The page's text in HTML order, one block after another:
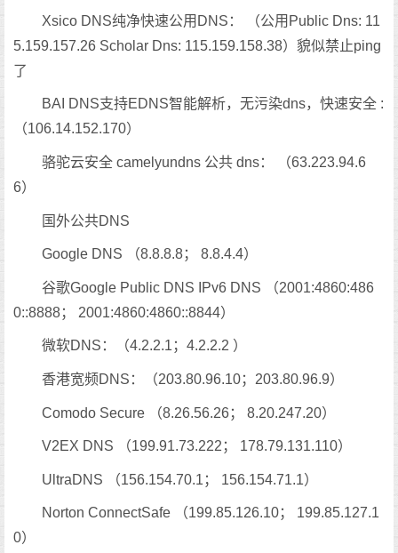
Xsico DNS纯净快速公用DNS： （公用Public Dns: 11
5.159.157.26 Scholar Dns: 115.159.158.38）貌似禁止ping
了
BAI DNS支持EDNS智能解析，无污染dns，快速安全 :
（106.14.152.170）
骆驼云安全 camelyundns 公共 dns： （63.223.94.6
6）
国外公共DNS
Google DNS （8.8.8.8； 8.8.4.4）
谷歌Google Public DNS IPv6 DNS （2001:4860:486
0::8888； 2001:4860:4860::8844）
微软DNS：（4.2.2.1；4.2.2.2 ）
香港宽频DNS：（203.80.96.10；203.80.96.9）
Comodo Secure （8.26.56.26； 8.20.247.20）
V2EX DNS （199.91.73.222； 178.79.131.110）
UltraDNS （156.154.70.1； 156.154.71.1）
Norton ConnectSafe （199.85.126.10； 199.85.127.1
0）